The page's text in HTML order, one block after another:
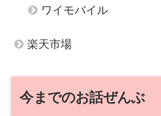
ワイモバイル
楽天市場
今までのお話ぜんぶ